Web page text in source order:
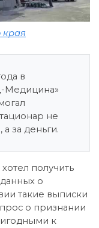
края
в
Медицина»
не
за деньги.
получить
о
такие выписки
о признании
к